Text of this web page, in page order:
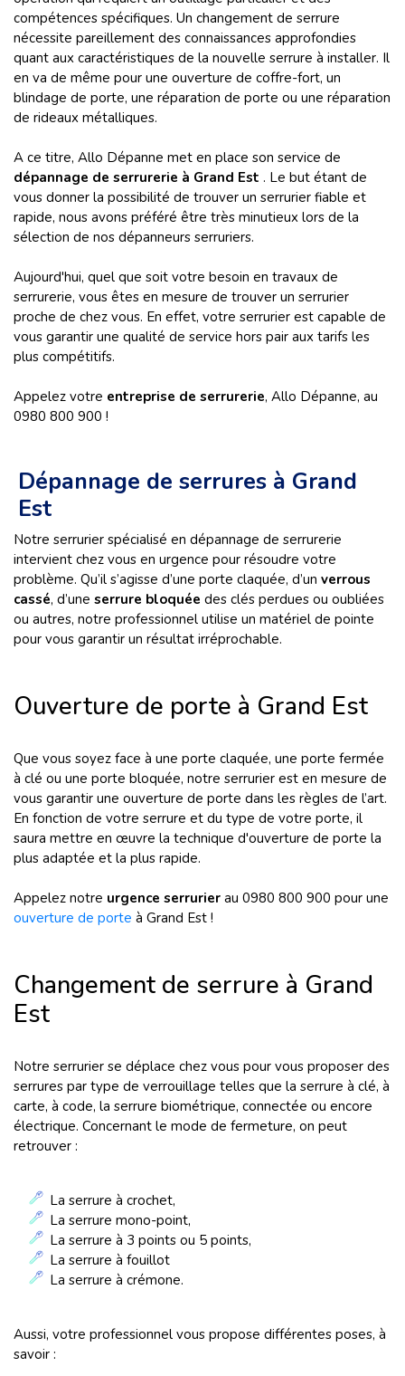
compétences spécifiques. Un changement de serrure
nécessite pareillement des connaissances approfondies
quant aux caractéristiques de la nouvelle serrure à installer. Il
en va de même pour une ouverture de coffre-fort, un
blindage de porte, une réparation de porte ou une réparation
de rideaux métalliques.
A ce titre, Allo Dépanne met en place son service de
dépannage de serrurerie à Grand Est . Le but étant de
vous donner la possibilité de trouver un serrurier fiable et
rapide, nous avons préféré être très minutieux lors de la
sélection de nos dépanneurs serruriers.
Aujourd'hui, quel que soit votre besoin en travaux de
serrurerie, vous êtes en mesure de trouver un serrurier
proche de chez vous. En effet, votre serrurier est capable de
vous garantir une qualité de service hors pair aux tarifs les
plus compétitifs.
Appelez votre entreprise de serrurerie, Allo Dépanne, au
0980 800 900 !
Dépannage de serrures à Grand
Est
Notre serrurier spécialisé en dépannage de serrurerie
intervient chez vous en urgence pour résoudre votre
problème. Qu’il s’agisse d’une porte claquée, d’un verrous
cassé, d’une serrure bloquée des clés perdues ou oubliées
ou autres, notre professionnel utilise un matériel de pointe
pour vous garantir un résultat irréprochable.
Ouverture de porte à Grand Est
Que vous soyez face à une porte claquée, une porte fermée
à clé ou une porte bloquée, notre serrurier est en mesure de
vous garantir une ouverture de porte dans les règles de l’art.
En fonction de votre serrure et du type de votre porte, il
saura mettre en œuvre la technique d'ouverture de porte la
plus adaptée et la plus rapide.
Appelez notre urgence serrurier au 0980 800 900 pour une
ouverture de porte à Grand Est !
Changement de serrure à Grand
Est
Notre serrurier se déplace chez vous pour vous proposer des
serrures par type de verrouillage telles que la serrure à clé, à
carte, à code, la serrure biométrique, connectée ou encore
électrique. Concernant le mode de fermeture, on peut
retrouver :
La serrure à crochet,
La serrure mono-point,
La serrure à 3 points ou 5 points,
La serrure à fouillot
La serrure à crémone.
Aussi, votre professionnel vous propose différentes poses, à
savoir :